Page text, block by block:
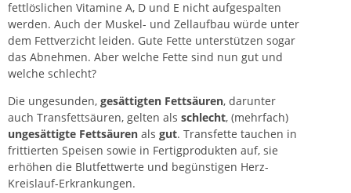
fettlöslichen Vitamine A, D und E nicht aufgespalten
werden. Auch der Muskel- und Zellaufbau würde unter
dem Fettverzicht leiden. Gute Fette unterstützen sogar
das Abnehmen. Aber welche Fette sind nun gut und
welche schlecht?
Die ungesunden, gesättigten Fettsäuren, darunter
auch Transfettsäuren, gelten als schlecht, (mehrfach)
ungesättigte Fettsäuren als gut. Transfette tauchen in
frittierten Speisen sowie in Fertigprodukten auf, sie
erhöhen die Blutfettwerte und begünstigen Herz-
Kreislauf-Erkrankungen.